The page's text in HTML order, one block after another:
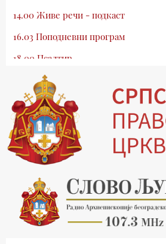
14.00 Живе речи - подкаст
16.03 Поподневни програм
18.00 Псалтир
19.03 Млади у Цркви
19.30 Вечерње молитве
20.00 Вести из Цркве
20.15 Реч архијереја
20.30 Хроника Архиепископије
21.03 Врлинослов
22.03 Црквена предавања и трибине
23.00 Питања и одговори